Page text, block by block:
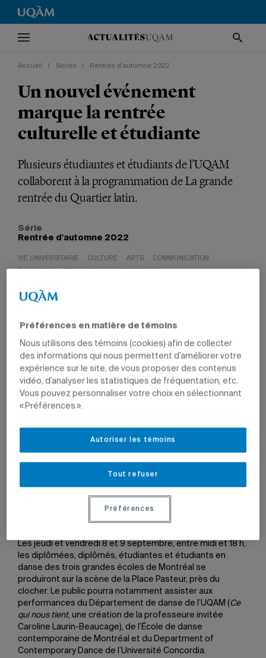
Accueil Séries Rentrée d'automne 2022
Un nouvel événement
marque la rentrée
culturelle et étudiante
Plusieurs étudiantes et étudiants de l’UQAM
collaborent à la programmation de La grande
rentrée du Quartier latin.
Série
Rentrée d'automne 2022
VIE UNIVERSITAIRE CULTURE ARTS
COMMUNICATION
ÉDUCATION
ÉTUDIANTS PROFESSEURS
2 septembre 2022 à 9 h 12
Pour accompagner la rentrée étudiante, le Partenariat du
Quartier des spectacles, en collaboration avec plusieurs
partenaires, dont l’UQAM, organise pour la première fois
l’événement, lequel se déroulera de jour comme de soir,
Denis. Au programme: des spectacles musicaux, des
performances de danse, de l’impro, du cinéma en plein air,
une exposition et des animations ambulantes.
Les jeudi et vendredi 8 et 9 septembre, entre midi et 18 h,
les diplômées, diplômés, étudiantes et étudiants en
danse des trois grandes écoles de Montréal se
produiront sur la scène de la Place Pasteur, près du
clocher. Le public pourra notamment assister aux
performances du Département de danse de l’UQAM (Ce
qui nous tient, une création de la professeure invitée
Caroline Laurin-Beaucage), de l’École de danse
contemporaine de Montréal et du Department of
Contemporary Dance de l’Université Concordia.
Préférences en matière de témoins
Nous utilisons des témoins (cookies) afin de collecter
des informations qui nous permettent d’améliorer votre
expérience sur le site, de vous proposer des contenus
vidéo, d’analyser les statistiques de fréquentation, etc.
Vous pouvez personnaliser votre choix en sélectionnant
« Préférences ».
Tout refuser
Autoriser les témoins
Préférences